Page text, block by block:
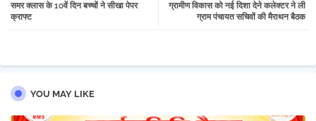
tter atsa
ग्रामीण विकास को नई दिशा देने कलेक्टर ने ली
ग्राम पंचायत सचिवों की मैराथन बैठक
समर क्लास के 10वें दिन बच्चों ने सीखा पेपर
क्राफ्ट
YOU MAY LIKE